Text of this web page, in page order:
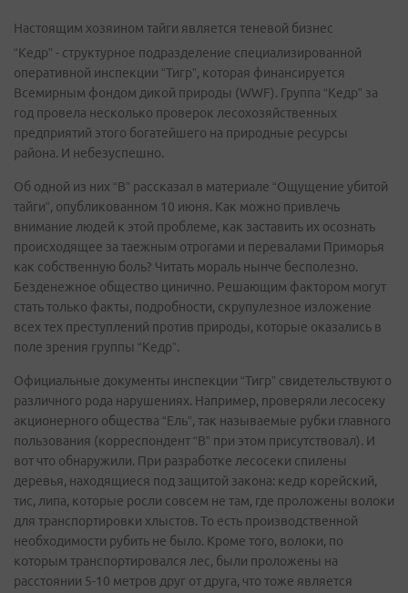
Настоящим хозяином тайги является теневой бизнес
“Кедр” - структурное подразделение специализированной
оперативной инспекции “Тигр”, которая финансируется
Всемирным фондом дикой природы (WWF). Группа “Кедр” за
год провела несколько проверок лесохозяйственных
предприятий этого богатейшего на природные ресурсы
района. И небезуспешно.
Об одной из них “В” рассказал в материале “Ощущение убитой
тайги”, опубликованном 10 июня. Как можно привлечь
внимание людей к этой проблеме, как заставить их осознать
происходящее за таежным отрогами и перевалами Приморья
как собственную боль? Читать мораль нынче бесполезно.
Безденежное общество цинично. Решающим фактором могут
стать только факты, подробности, скрупулезное изложение
всех тех преступлений против природы, которые оказались в
поле зрения группы “Кедр”.
Официальные документы инспекции “Тигр” свидетельствуют о
различного рода нарушениях. Например, проверяли лесосеку
акционерного общества “Ель”, так называемые рубки главного
пользования (корреспондент “В” при этом присутствовал). И
вот что обнаружили. При разработке лесосеки спилены
деревья, находящиеся под защитой закона: кедр корейский,
тис, липа, которые росли совсем не там, где проложены волоки
для транспортировки хлыстов. То есть производственной
необходимости рубить не было. Кроме того, волоки, по
которым транспортировался лес, были проложены на
расстоянии 5-10 метров друг от друга, что тоже является